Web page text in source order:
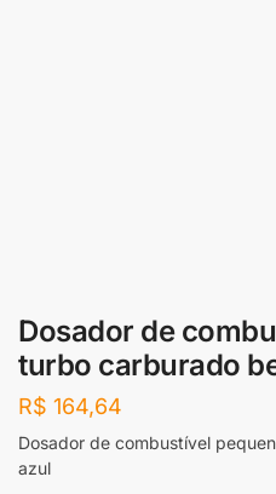
Dosador de
turbo carburado
R$ 164,64
Dosador de combustível
azul